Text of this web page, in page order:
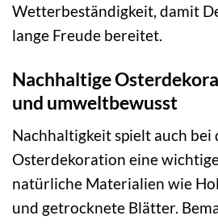
Wetterbeständigkeit, damit
lange Freude bereitet.
Nachhaltige
und umweltbewusst
Nachhaltigkeit spielt auch bei
Osterdekoration eine
natürliche Materialien wie
und getrocknete Blätter.